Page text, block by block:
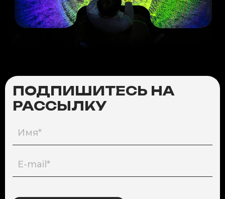
ПОДПИШИТЕСЬ НА
РАССЫЛКУ